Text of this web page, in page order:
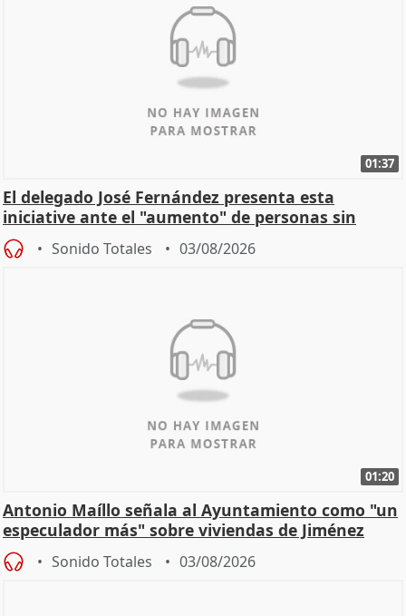
01:37
El delegado José Fernández presenta esta
iniciative ante el "aumento" de personas sin
hogar en Madri
Sonido Totales 03/08/2026
01:20
Antonio Maíllo señala al Ayuntamiento como "un
especulador más" sobre viviendas de Jiménez
Becerril
Sonido Totales 03/08/2026